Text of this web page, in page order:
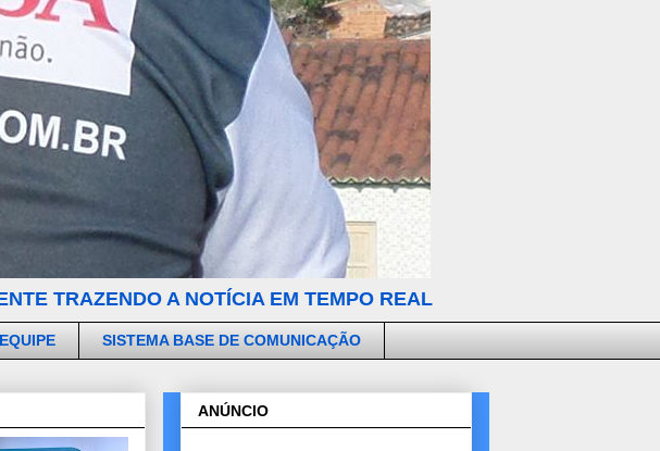
TRAZENDO A NOTÍCIA EM TEMPO REAL
SISTEMA BASE DE COMUNICAÇÃO
ANÚNCIO